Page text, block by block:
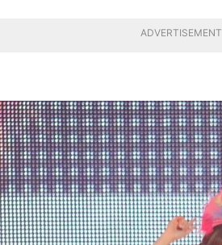
ADVERTISEMENT